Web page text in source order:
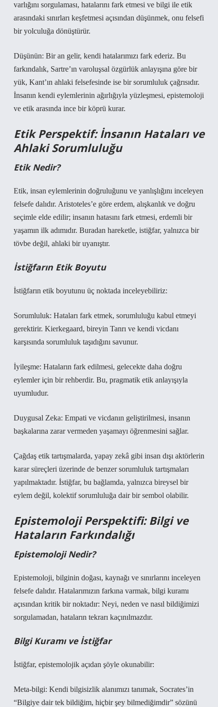
varlığını sorgulaması, hatalarını fark etmesi ve bilgi ile etik
arasındaki sınırları keşfetmesi açısından düşünmek, onu felsefi
bir yolculuğa dönüştürür.
Düşünün: Bir an gelir, kendi hatalarımızı fark ederiz. Bu
farkındalık, Sartre’ın varoluşsal özgürlük anlayışına göre bir
yük, Kant’ın ahlaki felsefesinde ise bir sorumluluk çağrısıdır.
İnsanın kendi eylemlerinin ağırlığıyla yüzleşmesi, epistemoloji
ve etik arasında ince bir köprü kurar.
Etik Perspektif: İnsanın Hataları ve
Ahlaki Sorumluluğu
Etik Nedir?
Etik, insan eylemlerinin doğruluğunu ve yanlışlığını inceleyen
felsefe dalıdır. Aristoteles’e göre erdem, alışkanlık ve doğru
seçimle elde edilir; insanın hatasını fark etmesi, erdemli bir
yaşamın ilk adımıdır. Buradan hareketle, istiğfar, yalnızca bir
tövbe değil, ahlaki bir uyanıştır.
İstiğfarın Etik Boyutu
İstiğfarın etik boyutunu üç noktada inceleyebiliriz:
Sorumluluk: Hataları fark etmek, sorumluluğu kabul etmeyi
gerektirir. Kierkegaard, bireyin Tanrı ve kendi vicdanı
karşısında sorumluluk taşıdığını savunur.
İyileşme: Hataların fark edilmesi, gelecekte daha doğru
eylemler için bir rehberdir. Bu, pragmatik etik anlayışıyla
uyumludur.
Duygusal Zeka: Empati ve vicdanın geliştirilmesi, insanın
başkalarına zarar vermeden yaşamayı öğrenmesini sağlar.
Çağdaş etik tartışmalarda, yapay zekâ gibi insan dışı aktörlerin
karar süreçleri üzerinde de benzer sorumluluk tartışmaları
yapılmaktadır. İstiğfar, bu bağlamda, yalnızca bireysel bir
eylem değil, kolektif sorumluluğa dair bir sembol olabilir.
Epistemoloji Perspektifi: Bilgi ve
Hataların Farkındalığı
Epistemoloji Nedir?
Epistemoloji, bilginin doğası, kaynağı ve sınırlarını inceleyen
felsefe dalıdır. Hatalarımızın farkına varmak, bilgi kuramı
açısından kritik bir noktadır: Neyi, neden ve nasıl bildiğimizi
sorgulamadan, hataların tekrarı kaçınılmazdır.
Bilgi Kuramı ve İstiğfar
İstiğfar, epistemolojik açıdan şöyle okunabilir:
Meta-bilgi: Kendi bilgisizlik alanımızı tanımak, Socrates’in
“Bilgiye dair tek bildiğim, hiçbir şey bilmediğimdir” sözünü